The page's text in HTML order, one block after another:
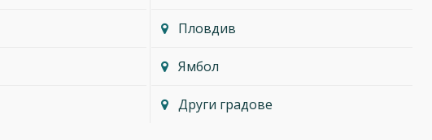
Пловдив
Ямбол
Други градове